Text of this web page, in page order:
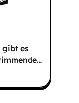
gibt es
…